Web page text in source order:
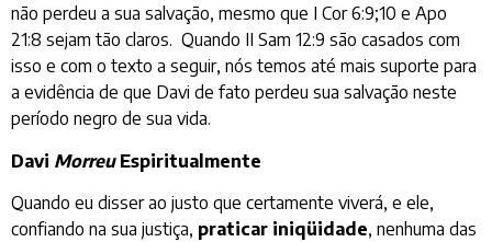
não perdeu a sua salvação, mesmo que I Cor 6:9;10 e Apo
21:8 sejam tão claros. Quando II Sam 12:9 são casados com
isso e com o texto a seguir, nós temos até mais suporte para
a evidência de que Davi de fato perdeu sua salvação neste
período negro de sua vida.
Davi MorreuEspiritualmente
Quando eu disser ao justo que certamente viverá, e ele,
confiando na sua justiça, praticar iniqüidade, nenhuma das